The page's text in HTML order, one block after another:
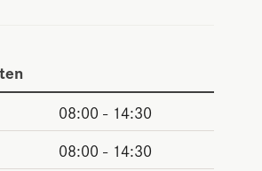
08:00 - 14:30
08:00 - 14:30